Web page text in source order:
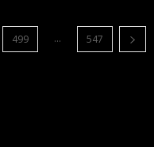
499 ... 547